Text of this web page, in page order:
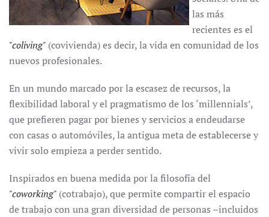
las más
recientes es el
"coliving" (covivienda) es decir, la vida en comunidad de los
nuevos profesionales.
En un mundo marcado por la escasez de recursos, la
flexibilidad laboral y el pragmatismo de los ‘millennials’,
que prefieren pagar por bienes y servicios a endeudarse
con casas o automóviles, la antigua meta de establecerse y
vivir solo empieza a perder sentido.
Inspirados en buena medida por la filosofía del
"coworking" (cotrabajo), que permite compartir el espacio
de trabajo con una gran diversidad de personas –incluidos